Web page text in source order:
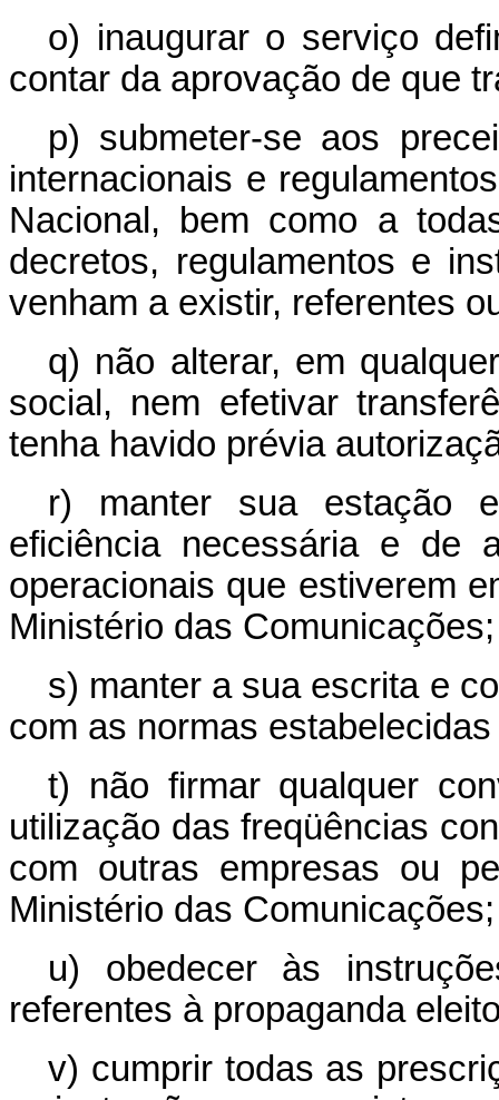
o) inaugurar o serviço
contar da aprovação de que
p) submeter-se aos
internacionais e
Nacional, bem como a
decretos, regulamentos e
venham a existir, referentes
q) não alterar, em
social, nem efetivar
tenha havido prévia
r) manter sua estação
eficiência necessária e de
operacionais que estiverem
Ministério das Comunicações;
s) manter a sua escrita e
com as normas
t) não firmar qualquer
utilização das freqüências
com outras empresas ou
Ministério das Comunicações;
u) obedecer às
referentes à propaganda
v) cumprir todas as